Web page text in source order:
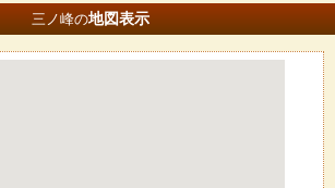
三ノ峰の地図表示